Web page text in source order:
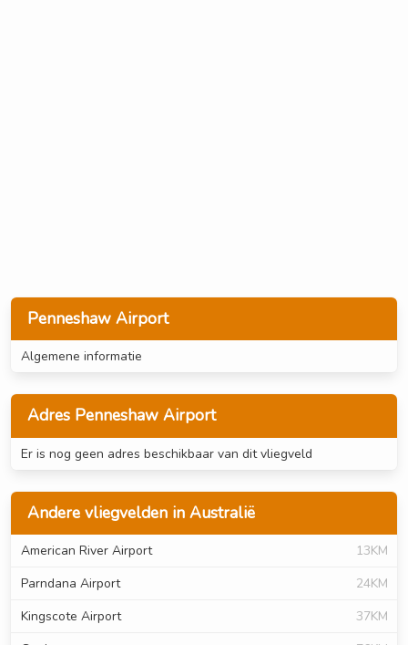
Penneshaw Airport
Algemene informatie
Adres Penneshaw Airport
Er is nog geen adres beschikbaar van dit vliegveld
Andere vliegvelden in Australië
American River Airport
13KM
Parndana Airport
24KM
Kingscote Airport
37KM